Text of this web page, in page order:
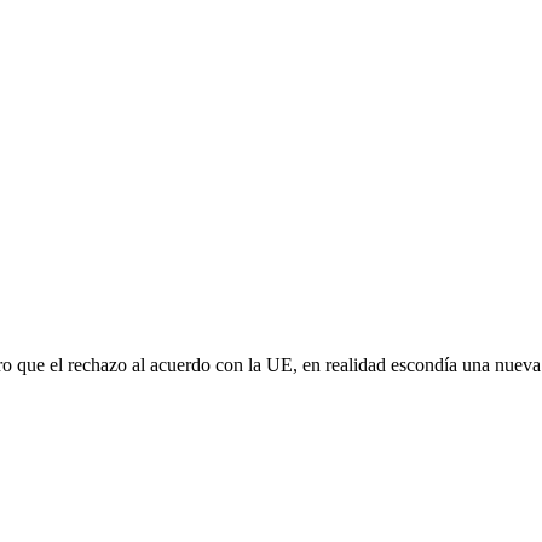
que el rechazo al acuerdo con la UE, en realidad escondía una